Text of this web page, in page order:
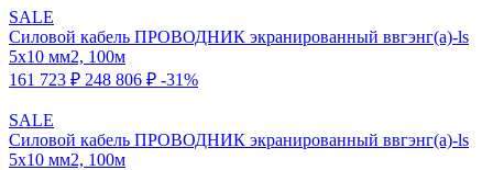
SALE
Силовой кабель ПРОВОДНИК экранированный ввгэнг(a)-ls
5x10 мм2, 100м
161 723 ₽ 248 806 ₽ -31%
SALE
Силовой кабель ПРОВОДНИК экранированный ввгэнг(a)-ls
5x10 мм2, 100м